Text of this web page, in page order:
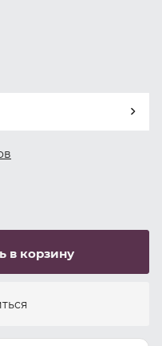
в корзину